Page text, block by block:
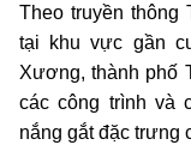
Theo truyền thông
tại khu vực gần
Xương, thành phố
các công trình và
nắng gắt đặc trưng